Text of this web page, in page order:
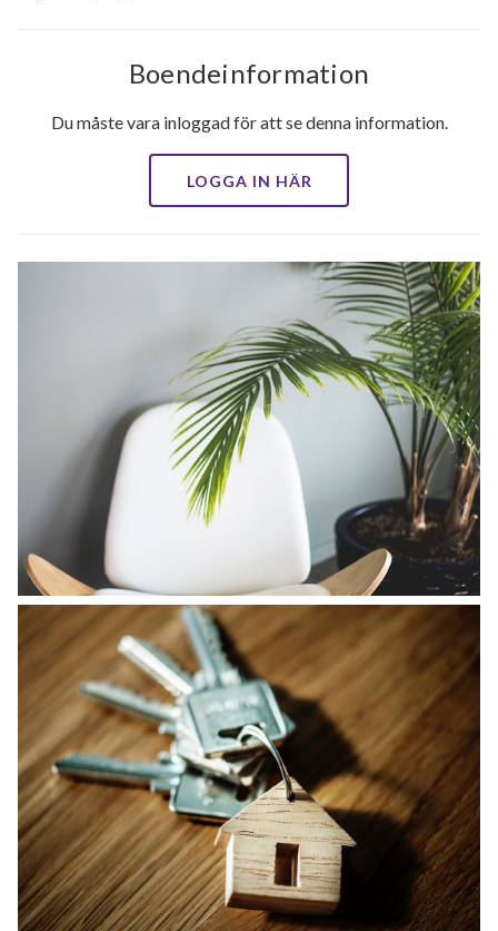
Boendeinformation
Du måste vara inloggad för att se denna information.
LOGGA IN HÄR